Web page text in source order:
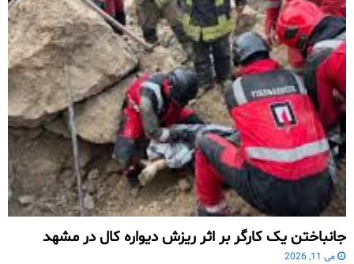
جانباختن یک کارگر بر اثر ریزش دیواره کال در مشهد
می 11, 2026